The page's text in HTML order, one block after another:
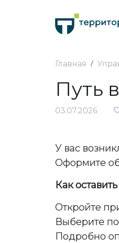
Главная
Путь
03.07.2026
У вас
Оформите
Как
Откройте
Выберите
Подробно